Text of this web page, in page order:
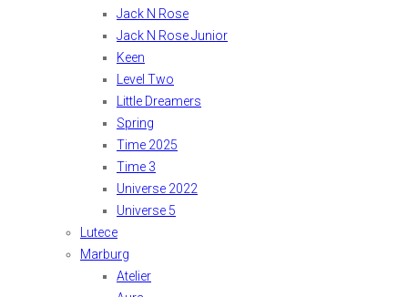
Jack N Rose
Jack N Rose Junior
Keen
Level Two
Little Dreamers
Spring
Time 2025
Time 3
Universe 2022
Universe 5
Lutece
Marburg
Atelier